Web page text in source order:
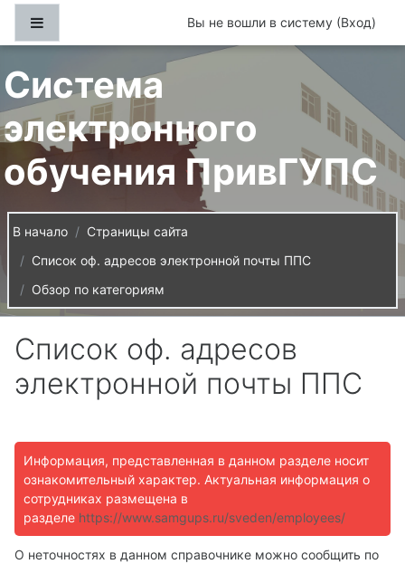
Перейти к основному содержанию
Вы не вошли в систему (Вход)
Система
электронного
обучения ПривГУПС
В начало
Страницы сайта
Список оф. адресов электронной почты ППС
Обзор по категориям
Список оф. адресов
электронной почты ППС
Информация, представленная в данном разделе носит
ознакомительный характер. Актуальная информация о
сотрудниках размещена в
разделе https://www.samgups.ru/sveden/employees/
О неточностях в данном справочнике можно сообщить по